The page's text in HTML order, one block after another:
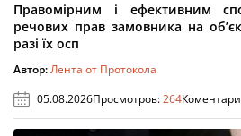
Правомірним і ефективним
речових прав замовника на
разі їх осп
Автор:Лента от Протокола
05.08.2026Просмотров:264